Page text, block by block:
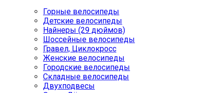
Горные велосипеды
Детские велосипеды
Найнеры (29 дюймов)
Шоссейные велосипеды
Гравел, Циклокросс
Женские велосипеды
Городcкие велосипеды
Складные велосипеды
Двухподвесы